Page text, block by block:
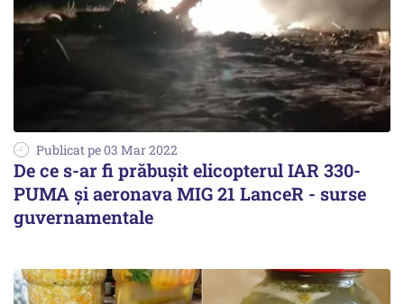
Publicat pe 03 Mar 2022
De ce s-ar fi prăbușit elicopterul IAR 330-
PUMA și aeronava MIG 21 LanceR - surse
guvernamentale